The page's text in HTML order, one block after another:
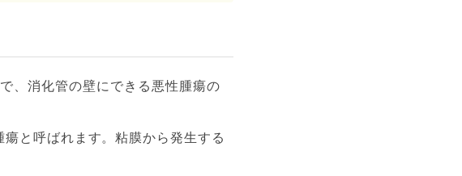
、消化管の壁にできる悪性腫瘍の
と呼ばれます。粘膜から発生する